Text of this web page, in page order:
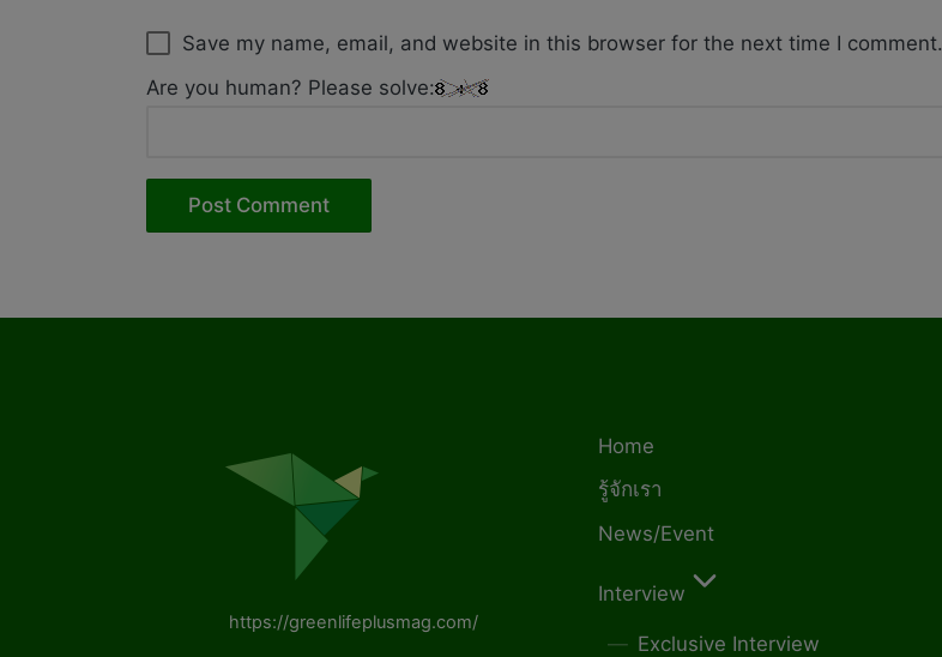
Save my name, email, and website in this browser for the next time I comment.
Are you human? Please solve:
https://greenlifeplusmag.com/
Home
รู้จักเรา
News/Event
Interview
Exclusive Interview